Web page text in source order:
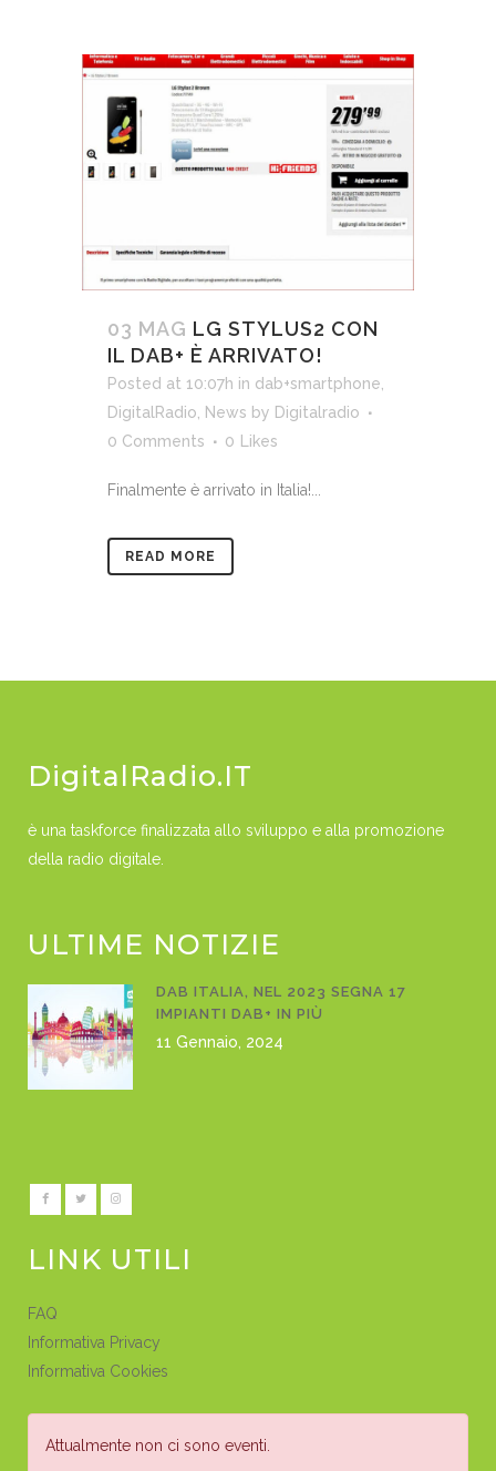
03 MAG LG STYLUS2 CON
IL DAB+ È ARRIVATO!
Posted at 10:07h in dab+smartphone
DigitalRadio News by Digitalradio
0 Comments
0 Likes
Finalmente è arrivato in Italia!...
READ MORE
DigitalRadio.IT
è una taskforce finalizzata allo sviluppo e alla promozione
della radio digitale.
ULTIME NOTIZIE
DAB ITALIA, NEL 2023 SEGNA 17
IMPIANTI DAB+ IN PIÙ
11 Gennaio, 2024
LINK UTILI
FAQ
Informativa Privacy
Informativa Cookies
Attualmente non ci sono eventi.